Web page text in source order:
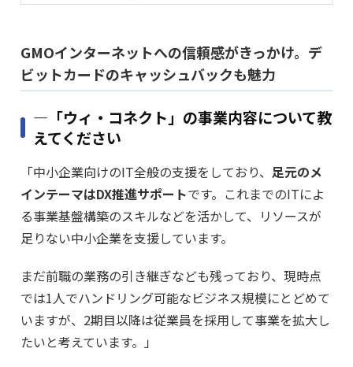
GMOインターネットへの信頼感がきっかけ。デ
ビットカードのキャッシュバックも魅力
―「ウィ・コネクト」の事業内容について教
えてください
「中小企業向けのIT全般の支援をしており、 足元のメ
インテーマはDX推進サポートです。これまでのITによ
る事業基盤構築のスキルなどを活かして、リソースが
足りない中小企業を支援しています。
まだ前職の業務の引き継ぎなども残っており、現時点
では1人でハンドリング可能なビジネス規模にとどめて
いますが、2期目以降は従業員を採用して事業を拡大し
たいと考えています。」